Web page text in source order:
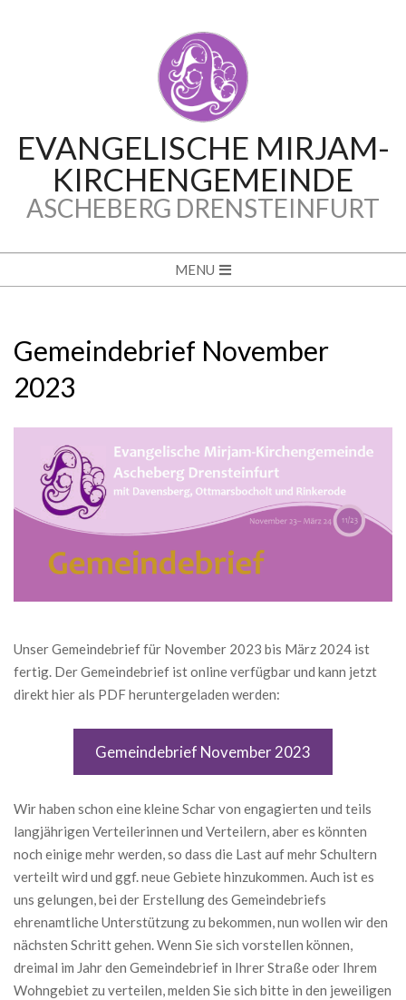
EVANGELISCHE MIRJAM-
KIRCHENGEMEINDE
ASCHEBERG DRENSTEINFURT
Navigation
MENU
Gemeindebrief November
2023
Unser Gemeindebrief für November 2023 bis März 2024 ist
fertig. Der Gemeindebrief ist online verfügbar und kann jetzt
direkt hier als PDF heruntergeladen werden:
Gemeindebrief November 2023
Wir haben schon eine kleine Schar von engagierten und teils
langjährigen Verteilerinnen und Verteilern, aber es könnten
noch einige mehr werden, so dass die Last auf mehr Schultern
verteilt wird und ggf. neue Gebiete hinzukommen. Auch ist es
uns gelungen, bei der Erstellung des Gemeindebriefs
ehrenamtliche Unterstützung zu bekommen, nun wollen wir den
nächsten Schritt gehen. Wenn Sie sich vorstellen können,
dreimal im Jahr den Gemeindebrief in Ihrer Straße oder Ihrem
Wohngebiet zu verteilen, melden Sie sich bitte in den jeweiligen